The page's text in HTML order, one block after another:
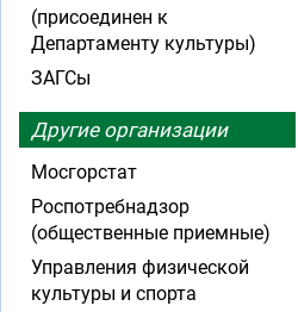
(присоединен к
Департаменту культуры)
ЗАГСы
Другие организации
Мосгорстат
Роспотребнадзор
(общественные приемные)
Управления физической
культуры и спорта